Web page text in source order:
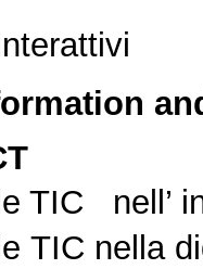
TIC nell’
TIC nella